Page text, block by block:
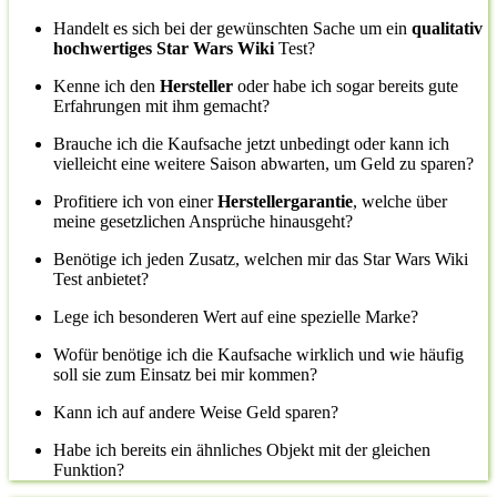
Handelt es sich bei der gewünschten Sache um ein qualitativ
hochwertiges Star Wars Wiki Test?
Kenne ich den Hersteller oder habe ich sogar bereits gute
Erfahrungen mit ihm gemacht?
Brauche ich die Kaufsache jetzt unbedingt oder kann ich
vielleicht eine weitere Saison abwarten, um Geld zu sparen?
Profitiere ich von einerHerstellergarantie, welche über
meine gesetzlichen Ansprüche hinausgeht?
Benötige ich jeden Zusatz, welchen mir das Star Wars Wiki
Test anbietet?
Lege ich besonderen Wert auf eine spezielle Marke?
Wofür benötige ich die Kaufsache wirklich und wie häufig
soll sie zum Einsatz bei mir kommen?
Kann ich auf andere Weise Geld sparen?
Habe ich bereits ein ähnliches Objekt mit der gleichen
Funktion?